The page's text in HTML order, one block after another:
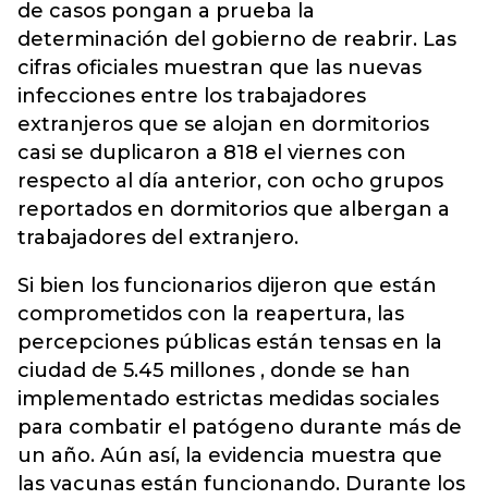
de casos pongan a prueba la
determinación del gobierno de reabrir. Las
cifras oficiales muestran que las nuevas
infecciones entre los trabajadores
extranjeros que se alojan en dormitorios
casi se duplicaron a 818 el viernes con
respecto al día anterior, con ocho grupos
reportados en dormitorios que albergan a
trabajadores del extranjero.
Si bien los funcionarios dijeron que están
comprometidos con la reapertura, las
percepciones públicas están tensas en la
ciudad de 5.45 millones , donde se han
implementado estrictas medidas sociales
para combatir el patógeno durante más de
un año. Aún así, la evidencia muestra que
las vacunas están funcionando. Durante los